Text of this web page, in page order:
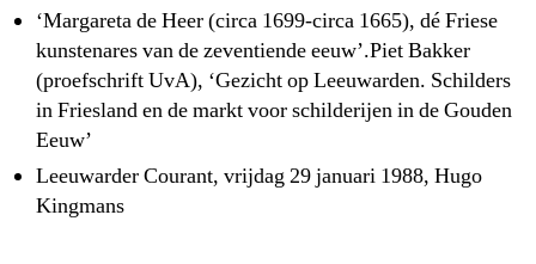
‘Margareta de Heer (circa 1699-circa 1665), dé Friese
kunstenares van de zeventiende eeuw’.Piet Bakker
(proefschrift UvA), ‘Gezicht op Leeuwarden. Schilders
in Friesland en de markt voor schilderijen in de Gouden
Eeuw’
Leeuwarder Courant, vrijdag 29 januari 1988, Hugo
Kingmans